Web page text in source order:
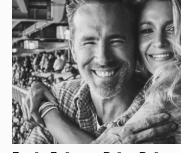
Блейк Лайвли и Райан
посетили футбольный матч